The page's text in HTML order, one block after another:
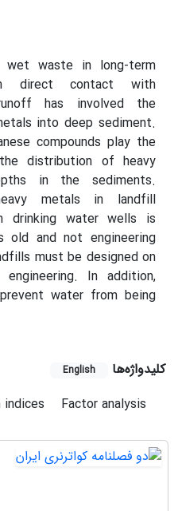
waste in long-term
direct contact with
has involved the
into deep sediment.
compounds play the
distribution of heavy
in the sediments.
metals in landfill
drinking water wells is
old and not engineering
must be designed on
In addition,
water from being
کلیدواژه‌ها English
Factor analysis